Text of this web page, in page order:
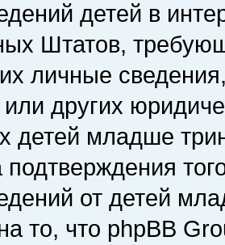
детей в
Штатов,
личные
других
детей младше
подтверждения
от детей
то, что phpBB